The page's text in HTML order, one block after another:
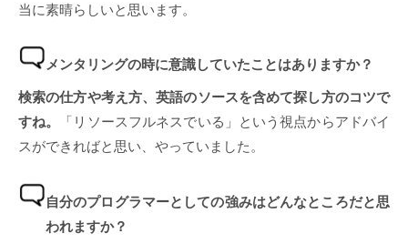
当に素晴らしいと思います。
メンタリングの時に意識していたことはありますか？
検索の仕方や考え方、英語のソースを含めて探し方のコツで
すね。
「リソースフルネスでいる」という視点からアドバイ
スができればと思い、やっていました。
自分のプログラマーとしての強みはどんなところだと思
われますか？